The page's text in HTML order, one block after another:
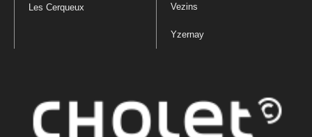
Les Cerqueux Vezins
Yzernay